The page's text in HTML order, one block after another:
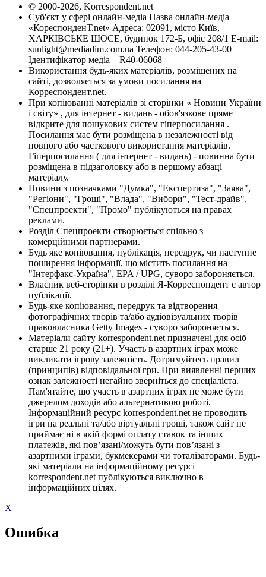
© 2000-2026, Korrespondent.net
Суб'єкт у сфері онлайн-медіа Назва онлайн-медіа –
«КореспонденТ.net» Адреса: 02091, місто Київ,
ХАРКІВСЬКЕ ШОСЕ, будинок 172-Б, офіс 208/1 E-mail:
sunlight@mediadim.com.ua Телефон: 044-205-43-00
Ідентифікатор медіа – R40-06068
Використання будь-яких матеріалів, розміщених на
сайті, дозволяється за умови посилання на
Корреспондент.net.
При копіюванні матеріалів зі сторінки « Новини України
і світу» , для інтернет - видань - обов'язкове пряме
відкрите для пошукових систем гіперпосилання .
Посилання має бути розміщена в незалежності від
повного або часткового використання матеріалів.
Гіперпосилання ( для інтернет - видань) - повинна бути
розміщена в підзаголовку або в першому абзаці
матеріалу.
Новини з позначками "Думка", "Експертиза", "Заява",
"Регіони", "Гроші", "Влада", "Вибори", "Тест-драйв",
"Спецпроекти", "Промо" публікуються на правах
реклами.
Розділ Спецпроекти створюється спільно з
комерційними партнерами.
Будь яке копіювання, публікація, передрук, чи наступне
поширення інформації, що містить посилання на
"Інтерфакс-Україна", EPA / UPG, суворо забороняється.
Власник веб-сторінки в розділі Я-Корреспондент є автор
публікації.
Будь-яке копіювання, передрук та відтворення
фотографічних творів та/або аудіовізуальних творів
правовласника Getty Images - суворо забороняється.
Матеріали сайту korrespondent.net призначені для осіб
старше 21 року (21+). Участь в азартних іграх може
викликати ігрову залежність. Дотримуйтесь правил
(принципів) відповідальної гри. При виявленні перших
ознак залежності негайно зверніться до спеціаліста.
Пам'ятайте, що участь в азартних іграх не може бути
джерелом доходів або альтернативою роботі.
Інформаційний ресурс korrespondent.net не проводить
ігри на реальні та/або віртуальні гроші, також сайт не
приймає ні в якій формі оплату ставок та інших
платежів, які пов’язані/можуть бути пов’язані з
азартними іграми, букмекерами чи тоталізаторами. Будь-
які матеріали на інформаційному ресурсі
korrespondent.net публікуються виключно в
інформаційних цілях.
X
Ошибка